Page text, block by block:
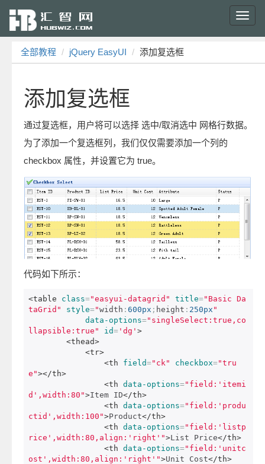
全部教程 jQuery EasyUI 添加复选框
添加复选框
通过复选框，用户将可以选择 选中/取消选中 网格行数据。
为了添加一个复选框列，我们仅仅需要添加一个列的
checkbox 属性，并设置它为 true。
代码如下所示：
<table class="easyui-datagrid" title="Basic Da
taGrid"
style="width : 600px ; height : 250px "
data-options="singleSelect:true,co
llapsible:true"
id= 'dg' >
<thead>
<tr>
<th
field="ck" checkbox="tru
e"></th>
<th data-options="field:'itemi
d',width:80">Item ID</th>
<th data-options="field:'produ
ctid',width:100">Product</th>
<th data-options="field:'listp
rice',width:80,align:'right'">List Price</th>
<th data-options="field:'unitc
ost',width:80,align:'right'">Unit Cost</th>